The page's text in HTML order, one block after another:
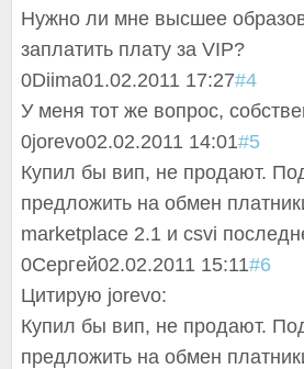
Нужно ли мне высшее
заплатить плату за VIP?
0Diima01.02.2011 17:27#4
У меня тот же вопрос,
0jorevo02.02.2011 14:01#5
Купил бы вип, не продают.
предложить на обмен
marketplace 2.1 и csvi
0Сергей02.02.2011 15:11#6
Цитирую jorevo:
Купил бы вип, не продают.
предложить на обмен